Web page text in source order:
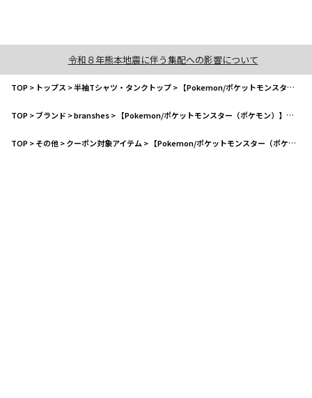
令和８年熊本地震に伴う集配への影響について
TOP> トップス >半袖Tシャツ・タンクトップ> 【Pokemon/ポケットモンスター（ポケモン）】ゆったりシルエット/半袖Tシャツ
TOP>ブランド >branshes> 【Pokemon/ポケットモンスター（ポケモン）】ゆったりシルエット/半袖Tシャツ
TOP>その他>クーポン対象アイテム > 【Pokemon/ポケットモンスター（ポケモン）】ゆったりシルエット/半袖Tシャツ